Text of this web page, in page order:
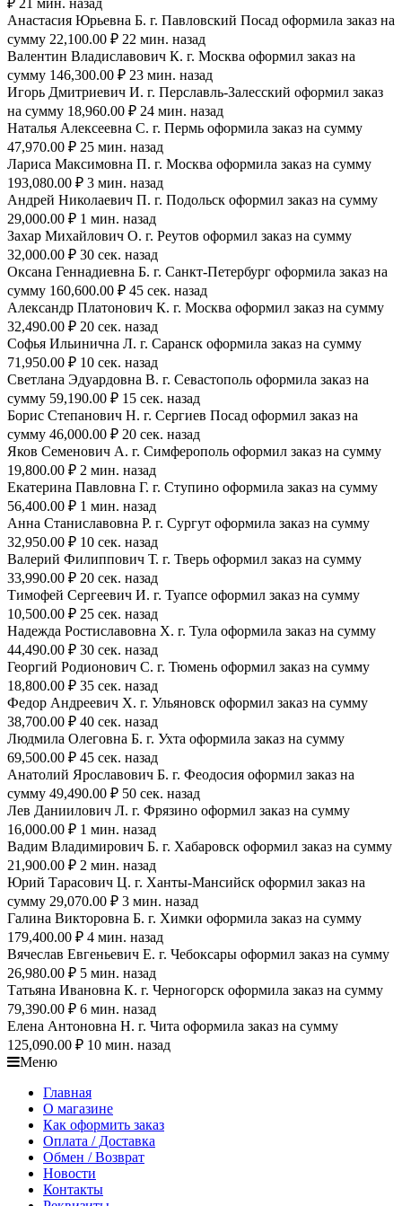
₽ 21 мин. назад
Анастасия Юрьевна Б. г. Павловский Посад оформила заказ на
сумму 22,100.00 ₽ 22 мин. назад
Валентин Владиславович К. г. Москва оформил заказ на
сумму 146,300.00 ₽ 23 мин. назад
Игорь Дмитриевич И. г. Перславль-Залесский оформил заказ
на сумму 18,960.00 ₽ 24 мин. назад
Наталья Алексеевна С. г. Пермь оформила заказ на сумму
47,970.00 ₽ 25 мин. назад
Лариса Максимовна П. г. Москва оформила заказ на сумму
193,080.00 ₽ 3 мин. назад
Андрей Николаевич П. г. Подольск оформил заказ на сумму
29,000.00 ₽ 1 мин. назад
Захар Михайлович О. г. Реутов оформил заказ на сумму
32,000.00 ₽ 30 сек. назад
Оксана Геннадиевна Б. г. Санкт-Петербург оформила заказ на
сумму 160,600.00 ₽ 45 сек. назад
Александр Платонович К. г. Москва оформил заказ на сумму
32,490.00 ₽ 20 сек. назад
Софья Ильинична Л. г. Саранск оформила заказ на сумму
71,950.00 ₽ 10 сек. назад
Светлана Эдуардовна В. г. Севастополь оформила заказ на
сумму 59,190.00 ₽ 15 сек. назад
Борис Степанович Н. г. Сергиев Посад оформил заказ на
сумму 46,000.00 ₽ 20 сек. назад
Яков Семенович А. г. Симферополь оформил заказ на сумму
19,800.00 ₽ 2 мин. назад
Екатерина Павловна Г. г. Ступино оформила заказ на сумму
56,400.00 ₽ 1 мин. назад
Анна Станиславовна Р. г. Сургут оформила заказ на сумму
32,950.00 ₽ 10 сек. назад
Валерий Филиппович Т. г. Тверь оформил заказ на сумму
33,990.00 ₽ 20 сек. назад
Тимофей Сергеевич И. г. Туапсе оформил заказ на сумму
10,500.00 ₽ 25 сек. назад
Надежда Ростиславовна Х. г. Тула оформила заказ на сумму
44,490.00 ₽ 30 сек. назад
Георгий Родионович С. г. Тюмень оформил заказ на сумму
18,800.00 ₽ 35 сек. назад
Федор Андреевич Х. г. Ульяновск оформил заказ на сумму
38,700.00 ₽ 40 сек. назад
Людмила Олеговна Б. г. Ухта оформила заказ на сумму
69,500.00 ₽ 45 сек. назад
Анатолий Ярославович Б. г. Феодосия оформил заказ на
сумму 49,490.00 ₽ 50 сек. назад
Лев Даниилович Л. г. Фрязино оформил заказ на сумму
16,000.00 ₽ 1 мин. назад
Вадим Владимирович Б. г. Хабаровск оформил заказ на сумму
21,900.00 ₽ 2 мин. назад
Юрий Тарасович Ц. г. Ханты-Мансийск оформил заказ на
сумму 29,070.00 ₽ 3 мин. назад
Галина Викторовна Б. г. Химки оформила заказ на сумму
179,400.00 ₽ 4 мин. назад
Вячеслав Евгеньевич Е. г. Чебоксары оформил заказ на сумму
26,980.00 ₽ 5 мин. назад
Татьяна Ивановна К. г. Черногорск оформила заказ на сумму
79,390.00 ₽ 6 мин. назад
Елена Антоновна Н. г. Чита оформила заказ на сумму
125,090.00 ₽ 10 мин. назад
Меню
Главная
О магазине
Как оформить заказ
Оплата / Доставка
Обмен / Возврат
Новости
Контакты